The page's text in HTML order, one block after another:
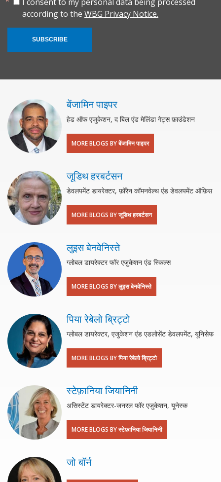
according to the WBG Privacy Notice.
SUBSCRIBE
बेंजामिन पाइपर
हेड ऑफ एजुकेशन, द बिल एंड मेलिंडा गेट्स फ़ाउंडेशन
MORE BLOGS BY बेंजामिन पाइपर
जूडिथ हरबर्टसन
डेवलपमेंट डायरेक्टर, फ़ॉरेन कॉमनवेल्थ एंड डेवलपमेंट ऑफ़िस
MORE BLOGS BY जूडिथ हरबर्टसन
लुइस बेनवेनिस्ते
ग्लोबल डायरेक्टर फॉर एजुकेशन एंड स्किल्स
MORE BLOGS BY लुइस बेनवेनिस्ते
पिया रेबेलो ब्रिट्टो
ग्लोबल डायरेक्टर, एजुकेशन एंड एडलोसेंट डेवलपमेंट, यूनिसेफ
MORE BLOGS BY पिया रेबेलो ब्रिट्टो
स्टेफ़ानिया जियानिनी
असिस्टेंट डायरेक्टर-जनरल फॉर एजुकेशन, यूनेस्क
MORE BLOGS BY स्टेफ़ानिया जियानिनी
जो बॉर्न